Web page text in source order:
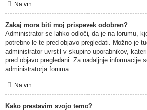
Na vrh
Zakaj mora biti moj prispevek odobren?
Administrator se lahko odloči, da je na forumu,
potrebno le-te pred objavo pregledati. Možno je
administrator uvrstil v skupino uporabnikov,
pred objavo pregledani. Za nadaljnje informacije
administratorja foruma.
Na vrh
Kako prestavim svojo temo?